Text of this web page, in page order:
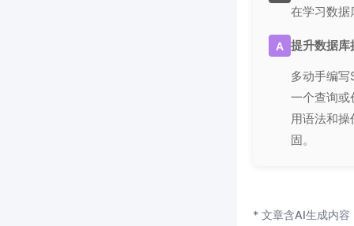
在学习数据
A 提升数据库
多动手编
一个查询或
用语法和
固。
* 文章含AI生成内容